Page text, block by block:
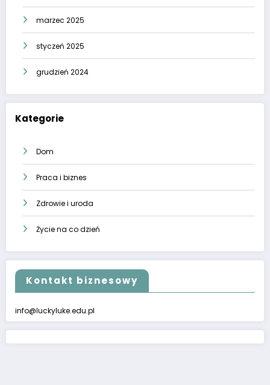
marzec 2025
styczeń 2025
grudzień 2024
Kategorie
Dom
Praca i biznes
Zdrowie i uroda
Życie na co dzień
Kontakt biznesowy
info@luckyluke.edu.pl